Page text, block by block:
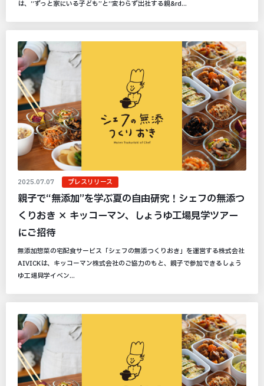
は、“ずっと家にいる子ども”と“変わらず出社する親&rd...
2025.07.07 プレスリリース
親子で“無添加”を学ぶ夏の自由研究！シェフの無添つ
くりおき × キッコーマン、しょうゆ工場見学ツアー
にご招待
無添加惣菜の宅配食サービス「シェフの無添つくりおき」を運営する株式会社
AIVICKは、キッコーマン株式会社のご協力のもと、親子で参加できるしょう
ゆ工場見学イベン...